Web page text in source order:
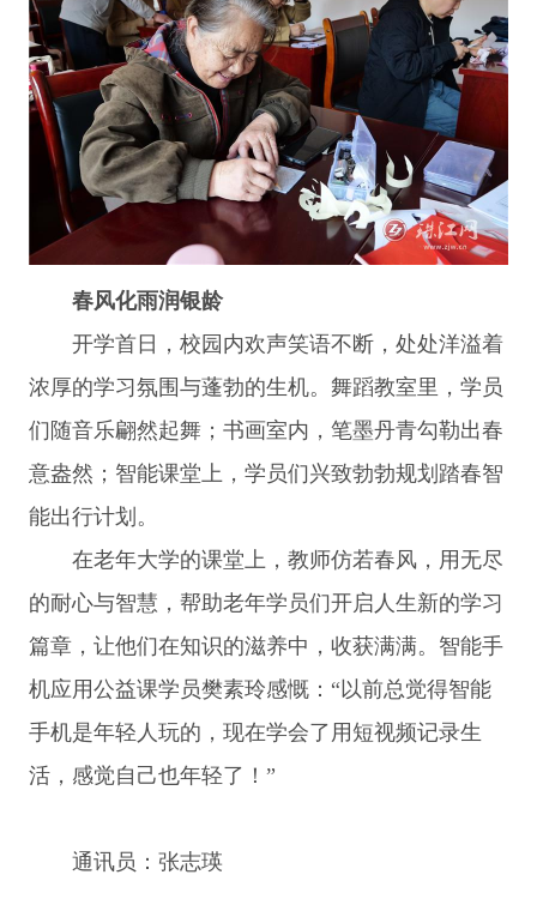
春风化雨润银龄
开学首日，校园内欢声笑语不断，处处洋溢着
浓厚的学习氛围与蓬勃的生机。舞蹈教室里，学员
们随音乐翩然起舞；书画室内，笔墨丹青勾勒出春
意盎然；智能课堂上，学员们兴致勃勃规划踏春智
能出行计划。
在老年大学的课堂上，教师仿若春风，用无尽
的耐心与智慧，帮助老年学员们开启人生新的学习
篇章，让他们在知识的滋养中，收获满满。智能手
机应用公益课学员樊素玲感慨：“以前总觉得智能
手机是年轻人玩的，现在学会了用短视频记录生
活，感觉自己也年轻了！”
通讯员：张志瑛